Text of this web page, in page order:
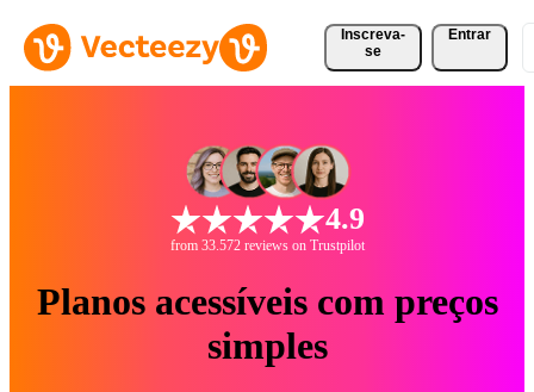
Inscreva-
se
Entrar
4.9
from 33.572 reviews on Trustpilot
Planos acessíveis com preços
simples